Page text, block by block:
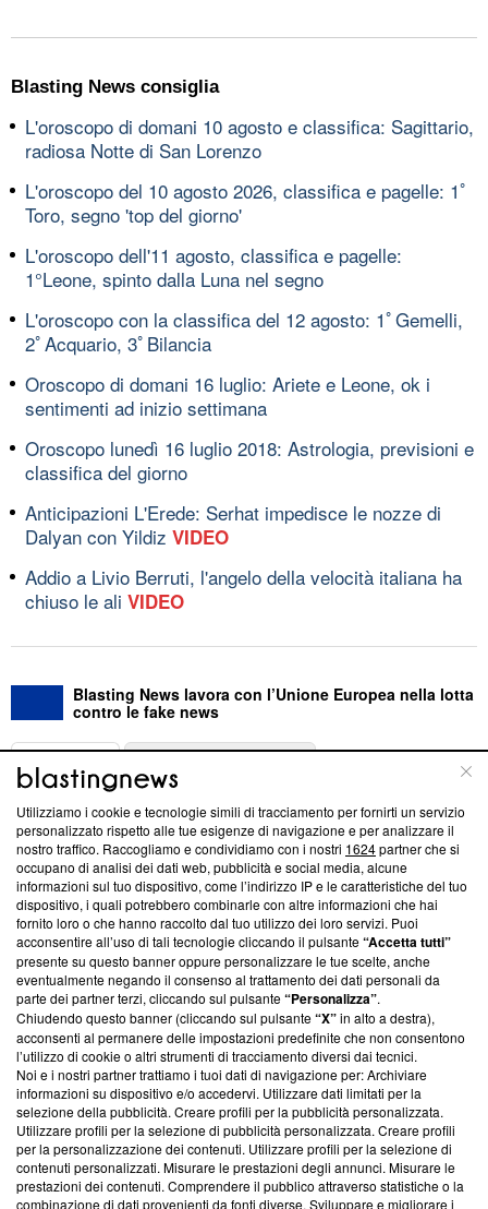
Blasting News consiglia
L'oroscopo di domani 10 agosto e classifica: Sagittario,
radiosa Notte di San Lorenzo
L'oroscopo del 10 agosto 2026, classifica e pagelle: 1ﾟ
Toro, segno 'top del giorno'
L'oroscopo dell'11 agosto, classifica e pagelle:
1°Leone, spinto dalla Luna nel segno
L'oroscopo con la classifica del 12 agosto: 1ﾟGemelli,
2ﾟAcquario, 3ﾟBilancia
Oroscopo di domani 16 luglio: Ariete e Leone, ok i
sentimenti ad inizio settimana
Oroscopo lunedì 16 luglio 2018: Astrologia, previsioni e
classifica del giorno
Anticipazioni L'Erede: Serhat impedisce le nozze di
Dalyan con Yildiz VIDEO
Addio a Livio Berruti, l'angelo della velocità italiana ha
chiuso le ali VIDEO
Blasting News lavora con l’Unione Europea nella lotta
contro le fake news
ABOUT
Questa sezione offre informazioni trasparenti su Blasting
News, sui nostri processi editoriali e su come ci impegniamo a
creare news di qualità. Inoltre, afferma la nostra aderenza a
‘Trust Project - News with Integrity’Blasting News non è
ancora membro del programma, ma ha richiesto di farne
parte; Trust Project non ha ancora effettuato una verifica di
conformità agli standard.
Su di noi
Team editoriale
Corporate
Redazione
Informativa Privacy
Cookie Policy
Utilizziamo i cookie e tecnologie simili di tracciamento per fornirti un servizio
personalizzato rispetto alle tue esigenze di navigazione e per analizzare il
nostro traffico. Raccogliamo e condividiamo con i nostri 1624partner che si
occupano di analisi dei dati web, pubblicità e social media, alcune
informazioni sul tuo dispositivo, come l’indirizzo IP e le caratteristiche del tuo
dispositivo, i quali potrebbero combinarle con altre informazioni che hai
fornito loro o che hanno raccolto dal tuo utilizzo dei loro servizi. Puoi
acconsentire all’uso di tali tecnologie cliccando il pulsante“Accetta tutti”
presente su questo banner oppure personalizzare le tue scelte, anche
eventualmente negando il consenso al trattamento dei dati personali da
parte dei partner terzi, cliccando sul pulsante“Personalizza”.
Chiudendo questo banner (cliccando sul pulsante“X”in alto a destra),
acconsenti al permanere delle impostazioni predefinite che non consentono
l’utilizzo di cookie o altri strumenti di tracciamento diversi dai tecnici.
Noi e i nostri partner trattiamo i tuoi dati di navigazione per: Archiviare
informazioni su dispositivo e/o accedervi. Utilizzare dati limitati per la
selezione della pubblicità. Creare profili per la pubblicità personalizzata.
Utilizzare profili per la selezione di pubblicità personalizzata. Creare profili
per la personalizzazione dei contenuti. Utilizzare profili per la selezione di
contenuti personalizzati. Misurare le prestazioni degli annunci. Misurare le
prestazioni dei contenuti. Comprendere il pubblico attraverso statistiche o la
combinazione di dati provenienti da fonti diverse. Sviluppare e migliorare i